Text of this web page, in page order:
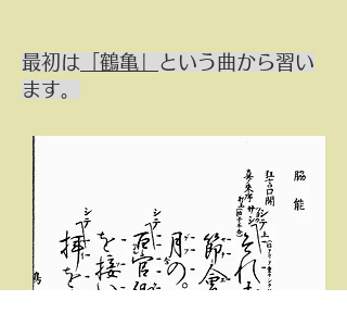
最初は 「鶴亀」
という曲から習い
ます。